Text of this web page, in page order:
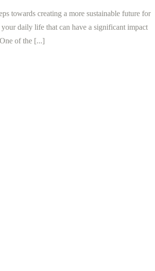
towards creating a more sustainable future for
daily life that can have a significant impact
of the [...]